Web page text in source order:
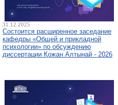
31.12.2025
Состоится расширенное заседание
кафедры «Общей и прикладной
психологии» по обсуждению
диссертации Қожан Алтынай - 2026